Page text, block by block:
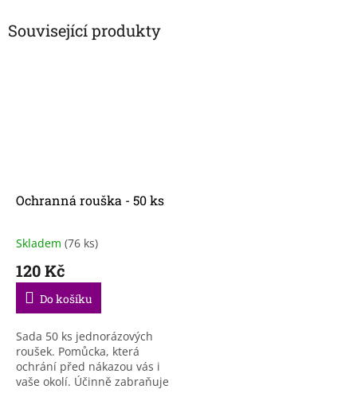
Související produkty
Ochranná rouška ​​- 50 ks
Průměrné
produktu
5,0
5
hvězdiček.
Skladem (76 ks)
120 Kč
Do košíku
Sada 50 ks jednorázových
roušek. Pomůcka, která
ochrání před nákazou vás i
vaše okolí. Účinně zabraňuje